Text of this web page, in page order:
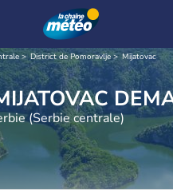
District de Pomoravlje Mijatovac
MIJATOVAC
(Serbie centrale)